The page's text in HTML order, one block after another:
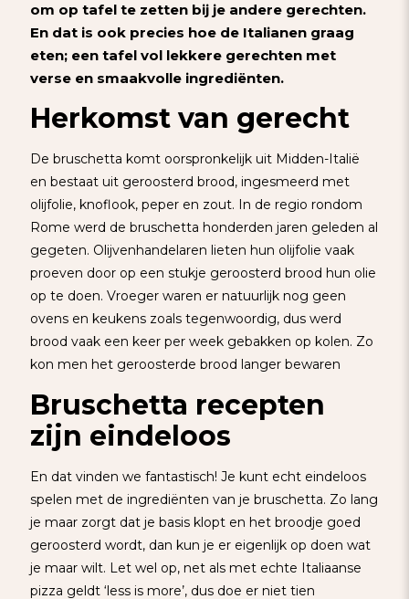
om op tafel te zetten bij je andere gerechten.
En dat is ook precies hoe de Italianen graag
eten; een tafel vol lekkere gerechten met
verse en smaakvolle ingrediënten.
Herkomst van gerecht
De bruschetta komt oorspronkelijk uit Midden-Italië
en bestaat uit geroosterd brood, ingesmeerd met
olijfolie, knoflook, peper en zout. In de regio rondom
Rome werd de bruschetta honderden jaren geleden al
gegeten. Olijvenhandelaren lieten hun olijfolie vaak
proeven door op een stukje geroosterd brood hun olie
op te doen. Vroeger waren er natuurlijk nog geen
ovens en keukens zoals tegenwoordig, dus werd
brood vaak een keer per week gebakken op kolen. Zo
kon men het geroosterde brood langer bewaren
Bruschetta recepten
zijn eindeloos
En dat vinden we fantastisch! Je kunt echt eindeloos
spelen met de ingrediënten van je bruschetta. Zo lang
je maar zorgt dat je basis klopt en het broodje goed
geroosterd wordt, dan kun je er eigenlijk op doen wat
je maar wilt. Let wel op, net als met echte Italiaanse
pizza geldt ‘less is more’, dus doe er niet tien